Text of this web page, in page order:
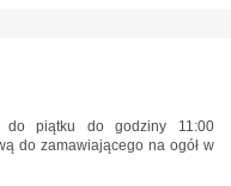
do piątku do godziny 11:00
do zamawiającego na ogół w